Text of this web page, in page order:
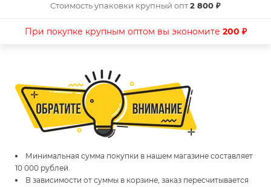
Стоимость упаковки крупный опт2 800 ₽
При покупке крупным оптом вы экономите 200 ₽
Минимальная сумма покупки в нашем магазине составляет
10 000 рублей.
В зависимости от суммы в корзине, заказ пересчитывается